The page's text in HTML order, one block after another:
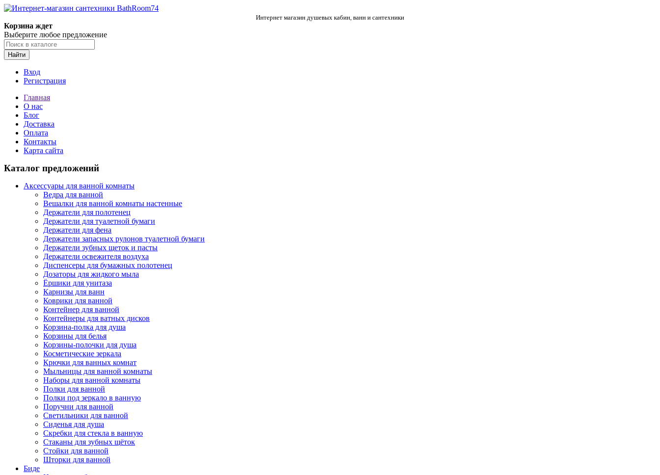
Интернет магазин душевых кабин, ванн и сантехники
Корзина ждет
Выберите любое предложение
Найти
Вход
Регистрация
Главная
О нас
Блог
Доставка
Оплата
Контакты
Карта сайта
Каталог предложений
Аксессуары для ванной комнаты
Ведра для ванной
Вешалки для ванной комнаты настенные
Держатели для полотенец
Держатели для туалетной бумаги
Держатели для фена
Держатели запасных рулонов туалетной бумаги
Держатели зубных щеток и пасты
Держатели освежителя воздуха
Диспенсеры для бумажных полотенец
Дозаторы для жидкого мыла
Ёршики для унитаза
Карнизы для ванн
Коврики для ванной
Контейнер для ванной
Контейнеры для ватных дисков
Корзина-полка для душа
Корзины для белья
Корзины-полочки для душа
Косметические зеркала
Крючки для ванных комнат
Мыльницы для ванной комнаты
Наборы для ванной комнаты
Полки для ванной
Полки под зеркало в ванную
Поручни для ванной
Светильники для ванной
Сиденья для душа
Скребки для стекла в ванную
Стаканы для зубных щёток
Стойки для ванной
Шторки для ванной
Биде